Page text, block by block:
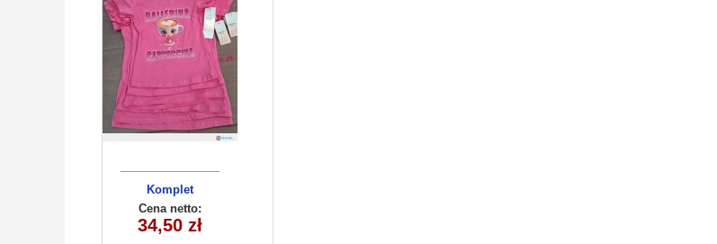
Komplet
niemowlęcy
5384 (9-24)
4szt
Cena netto:
34,50 zł